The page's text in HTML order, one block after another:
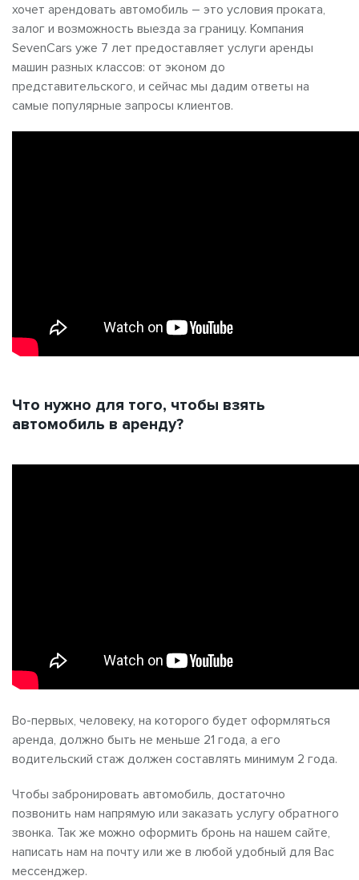
хочет арендовать автомобиль – это условия проката,
залог и возможность выезда за границу. Компания
SevenCars уже 7 лет предоставляет услуги аренды
машин разных классов: от эконом до
представительского, и сейчас мы дадим ответы на
самые популярные запросы клиентов.
Что нужно для того, чтобы взять
автомобиль в аренду?
Во-первых, человеку, на которого будет оформляться
аренда, должно быть не меньше 21 года, а его
водительский стаж должен составлять минимум 2 года.
Чтобы забронировать автомобиль, достаточно
позвонить нам напрямую или заказать услугу обратного
звонка. Так же можно оформить бронь на нашем сайте,
написать нам на почту или же в любой удобный для Вас
мессенджер.